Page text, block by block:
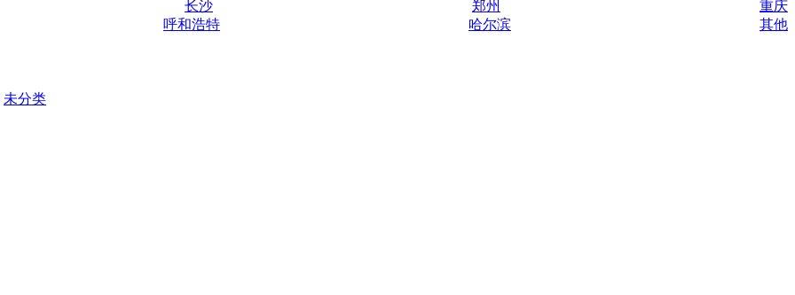
长沙 郑州
重庆
呼和浩特 哈尔滨
其他
未分类